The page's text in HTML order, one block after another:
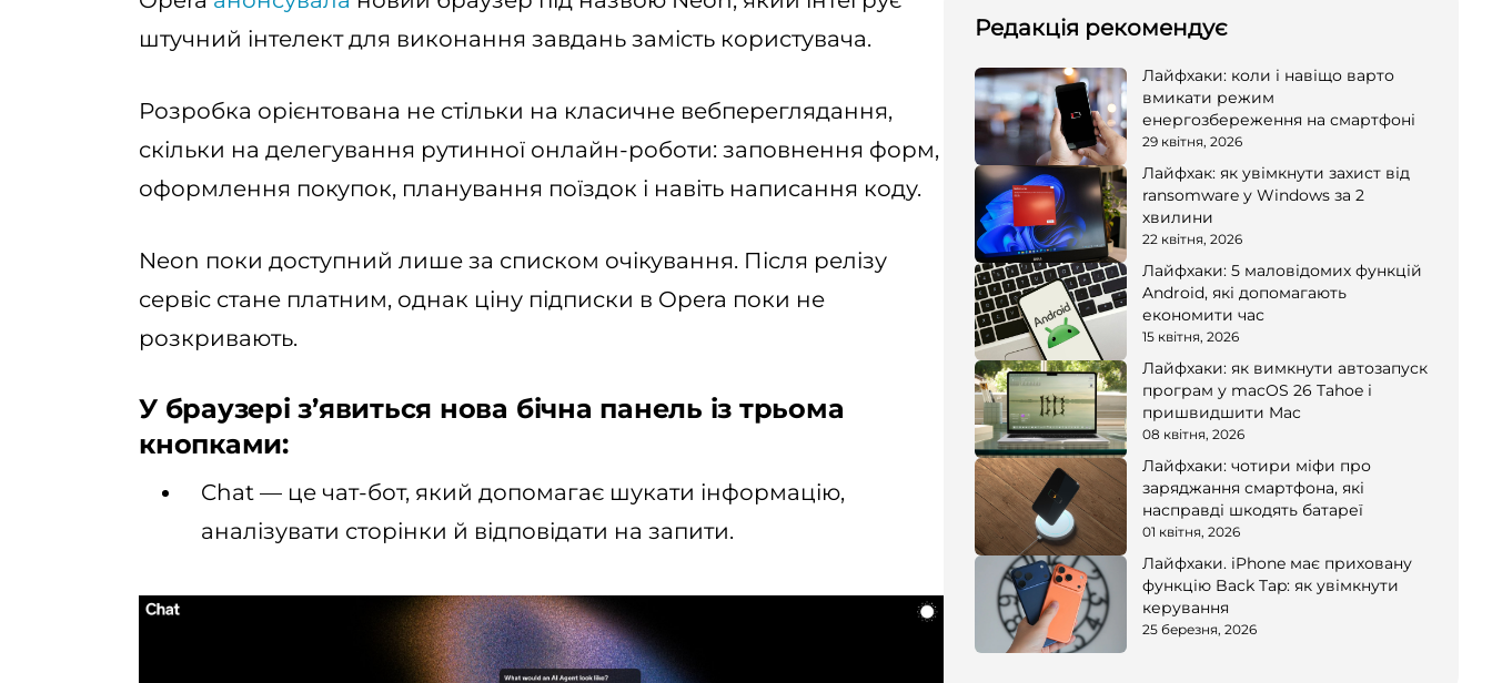
штучний інтелект для виконання завдань замість користувача.
Розробка орієнтована не стільки на класичне вебпереглядання,
скільки на делегування рутинної онлайн-роботи: заповнення форм,
оформлення покупок, планування поїздок і навіть написання коду.
Neon поки доступний лише за списком очікування. Після релізу
сервіс стане платним, однак ціну підписки в Opera поки не
розкривають.
У браузері з’явиться нова бічна панель із трьома
кнопками:
Chat — це чат-бот, який допомагає шукати інформацію,
аналізувати сторінки й відповідати на запити.
Редакція рекомендує
Лайфхаки: коли і навіщо варто
вмикати режим
енергозбереження на смартфоні
29 квітня, 2026
Лайфхак: як увімкнути захист від
ransomware у Windows за 2
хвилини
22 квітня, 2026
Лайфхаки: 5 маловідомих функцій
Android, які допомагають
економити час
15 квітня, 2026
Лайфхаки: як вимкнути автозапуск
програм у macOS 26 Tahoe і
пришвидшити Mac
08 квітня, 2026
Лайфхаки: чотири міфи про
заряджання смартфона, які
насправді шкодять батареї
01 квітня, 2026
Лайфхаки. iPhone має приховану
функцію Back Tap: як увімкнути
керування
25 березня, 2026